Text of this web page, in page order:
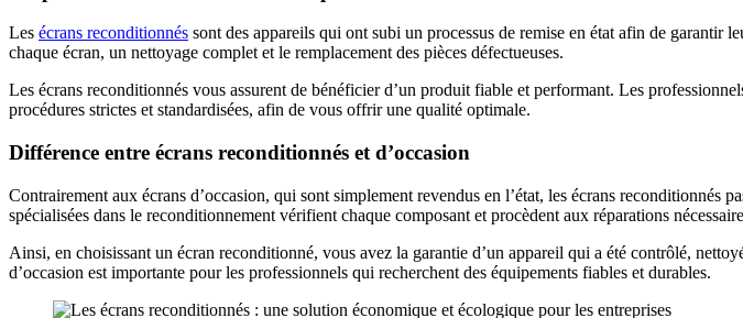
Les écrans reconditionnés sont des appareils qui ont subi un processus de remise en état afin de
chaque écran, un nettoyage complet et le remplacement des pièces défectueuses.
Les écrans reconditionnés vous assurent de bénéficier d’un produit fiable et performant. Les
procédures strictes et standardisées, afin de vous offrir une qualité optimale.
Différence entre écrans reconditionnés et d’occasion
Contrairement aux écrans d’occasion, qui sont simplement revendus en l’état, les écrans reconditionnés
spécialisées dans le reconditionnement vérifient chaque composant et procèdent aux réparations
Ainsi, en choisissant un écran reconditionné, vous avez la garantie d’un appareil qui a été contrôlé,
d’occasion est importante pour les professionnels qui recherchent des équipements fiables et durables.